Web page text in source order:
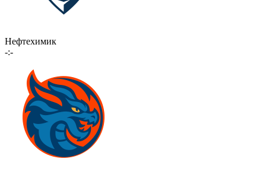
Нефтехимик
-:-